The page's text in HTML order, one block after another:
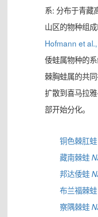
系: 分布于青藏
山区的物种组
Hofmann et
倭蛙属物种的
棘胸蛙属的共
扩散到喜马拉
部开始分化。
铜色棘肛蛙
藏南棘蛙
邦达倭蛙
布兰福棘蛙
察隅棘蛙